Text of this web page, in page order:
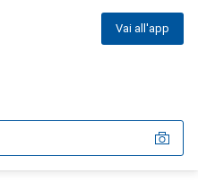
Vai all'app